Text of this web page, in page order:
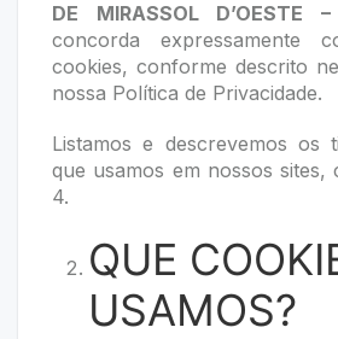
DE MIRASSOL D’OESTE
concorda
cookies, conforme descrito
nossa Política de Privacidade.
Listamos e descrevemos os
que usamos em nossos sites,
4.
QUE
USAMOS?